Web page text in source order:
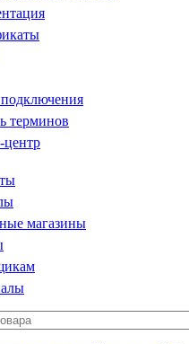
терминов
центр
магазины